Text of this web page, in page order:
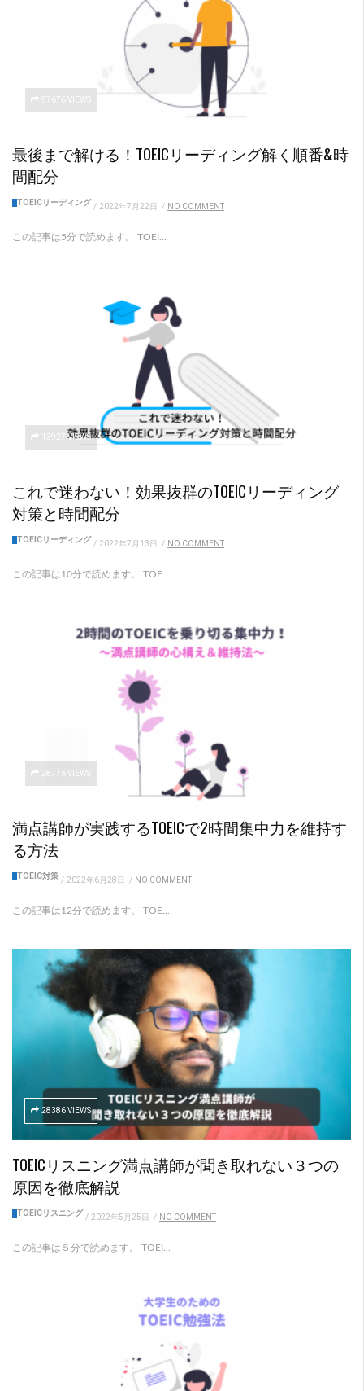
97676 VIEWS
最後まで解ける！TOEICリーディング解く順番&時
間配分
TOEICリーディング / 2022年7月22日 / NO COMMENT
この記事は5分で読めます。 TOEI...
13927 VIEWS
これで迷わない！効果抜群のTOEICリーディング
対策と時間配分
TOEICリーディング / 2022年7月13日 / NO COMMENT
この記事は10分で読めます。 TOE...
28776 VIEWS
満点講師が実践するTOEICで2時間集中力を維持す
る方法
TOEIC対策 / 2022年6月28日 / NO COMMENT
この記事は12分で読めます。 TOE...
28386 VIEWS
TOEICリスニング満点講師が聞き取れない３つの
原因を徹底解説
TOEICリスニング / 2022年5月25日 / NO COMMENT
この記事は５分で読めます。 TOEI...